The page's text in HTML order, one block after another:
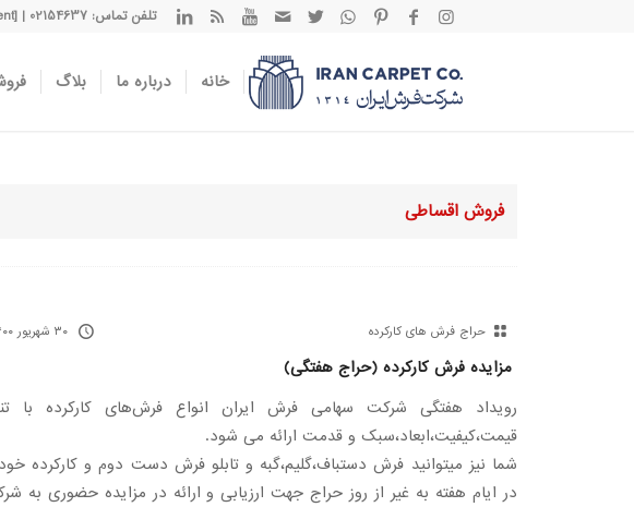
تلفن تماس: 02154637 | [calender-event]
خانه درباره ما بلاگ
فروش اقساطی
حراج فرش های کارکرده ۳۰ شهریور ۱۴۰۰
مزایده فرش کارکرده (حراج هفتگی)
رویداد هفتگی شرکت سهامی فرش ایران انواع فرش‌های کارکرده با
قیمت،کیفیت،ابعاد،سبک و قدمت ارائه می شود.
شما نیز میتوانید فرش دستباف،گلیم،گبه و تابلو فرش دست دوم و کارکرده
در ایام هفته به غیر از روز حراج جهت ارزیابی و ارائه در مزایده حضوری به